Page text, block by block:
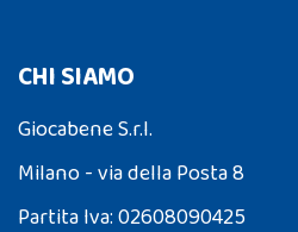
CHI SIAMO
Giocabene S.r.l.
Milano - via della Posta 8
Partita Iva: 02608090425